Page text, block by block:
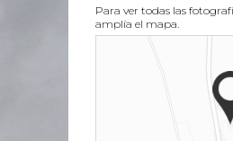
Para ver todas las
amplía el mapa.